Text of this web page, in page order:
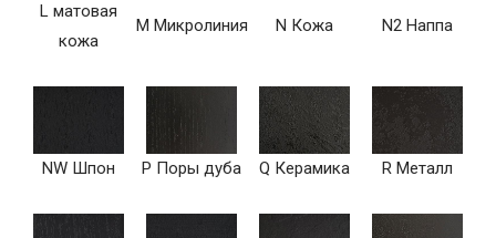
L матовая
кожа
M Микролиния N Кожа N2 Наппа
NW Шпон P Поры дуба Q Керамика R Металл